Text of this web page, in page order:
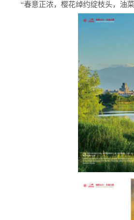
“春意正浓，樱花绰约绽枝头，油